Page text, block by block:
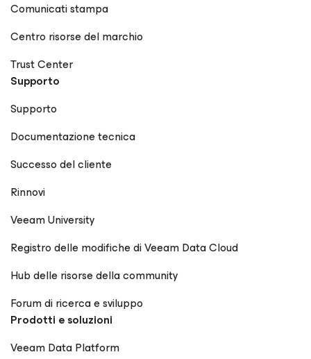
Comunicati stampa
Centro risorse del marchio
Trust Center
Supporto
Supporto
Documentazione tecnica
Successo del cliente
Rinnovi
Veeam University
Registro delle modifiche di Veeam Data Cloud
Hub delle risorse della community
Forum di ricerca e sviluppo
Prodotti e soluzioni
Veeam Data Platform